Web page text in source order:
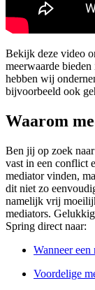
Bekijk deze video
meerwaarde
hebben wij
bijvoorbeeld ook
Waarom
Ben jij op zoek
vast in een conflict
mediator vinden,
dit niet zo
namelijk vrij
mediators.
Spring direct naar:
Wanneer
Voordelige